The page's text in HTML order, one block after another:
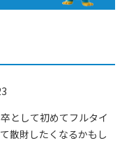
として初めてフルタイ
散財したくなるかもし